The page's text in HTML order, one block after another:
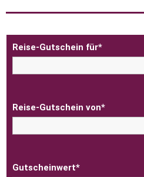
Reise-Gutschein für*
Reise-Gutschein von*
Gutscheinwert*